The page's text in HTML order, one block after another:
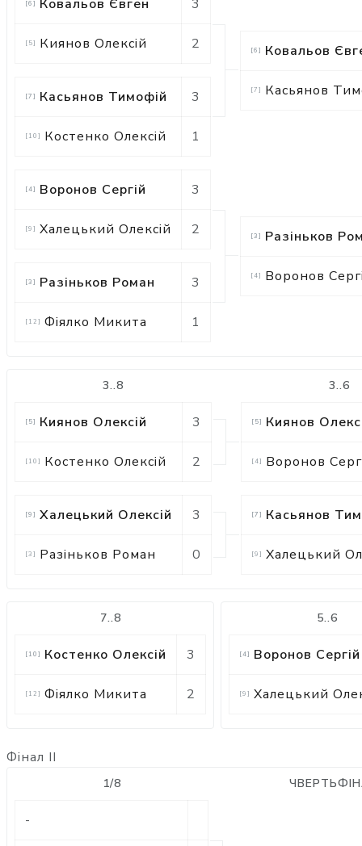
[6] Ковальов Євген 3
[5] Киянов Олексій 2
[7] Касьянов Тимофій 3
[10] Костенко Олексій 1
[4] Воронов Сергій 3
[9] Халецький Олексій 2
[3] Разіньков Роман 3
[12] Фіялко Микита 1
[6] Ковальов
[7] Касьянов
[3] Разіньков
[4] Воронов
3..8 3..6
[5] Киянов Олексій 3
[10] Костенко Олексій 2
[9] Халецький Олексій 3
[3] Разіньков Роман 0
[5] Киянов
[4] Воронов
[7] Касьянов
[9] Халецький
7..8
[10] Костенко Олексій 3
[12] Фіялко Микита 2
5..6
[4] Воронов Сергій
[9] Халецький
Фінал II
1/8
-